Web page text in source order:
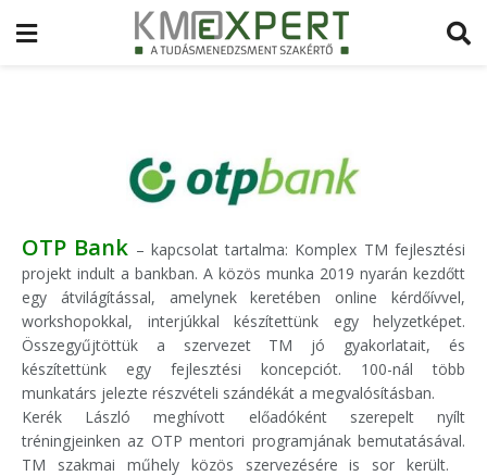
OTP Bank – kapcsolat tartalma: Komplex TM fejlesztési
projekt indult a bankban. A közös munka 2019 nyarán kezdőtt
egy átvilágítással, amelynek keretében online kérdőívvel,
workshopokkal, interjúkkal készítettünk egy helyzetképet.
Összegyűjtöttük a szervezet TM jó gyakorlatait, és
készítettünk egy fejlesztési koncepciót. 100-nál több
munkatárs jelezte részvételi szándékát a megvalósításban.
Kerék László meghívott előadóként szerepelt nyílt
tréningjeinken az OTP mentori programjának bemutatásával.
TM szakmai műhely közös szervezésére is sor került.